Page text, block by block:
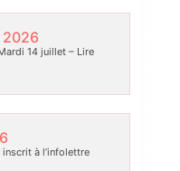
2026
14 juillet –Lire
inscrit à l’infolettre